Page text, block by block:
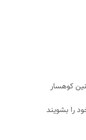
کوهسار
را بشویند